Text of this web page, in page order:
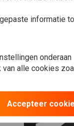
informatie
onderaan
van alle cookies
Accepteer